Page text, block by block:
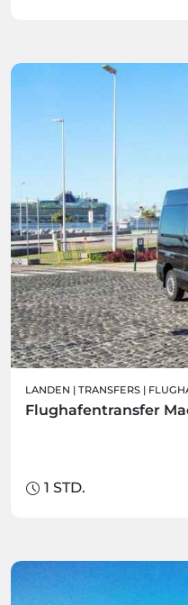
LANDEN | TRANSFERS |
Flughafentransfer
1 STD.